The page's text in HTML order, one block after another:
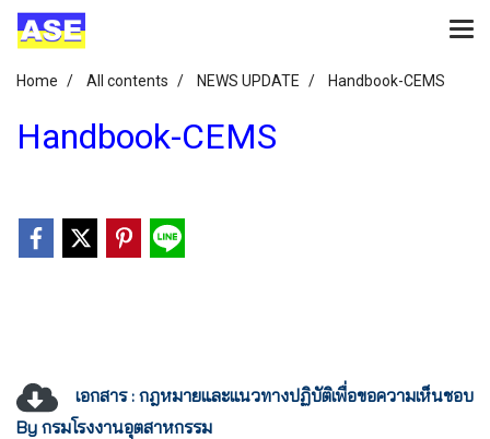
Home All contents NEWS UPDATE Handbook-CEMS
Handbook-CEMS
เอกสาร : กฎหมายและแนวทางปฏิบัติเพื่อขอความเห็นชอบ
By กรมโรงงานอุตสาหกรรม